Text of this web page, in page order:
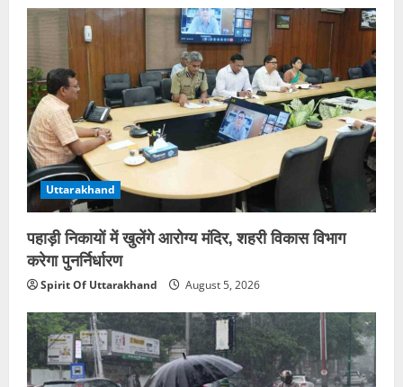
Uttarakhand
पहाड़ी निकायों में खुलेंगे आरोग्य मंदिर, शहरी विकास विभाग
करेगा पुनर्निर्धारण
Spirit Of Uttarakhand August 5, 2026